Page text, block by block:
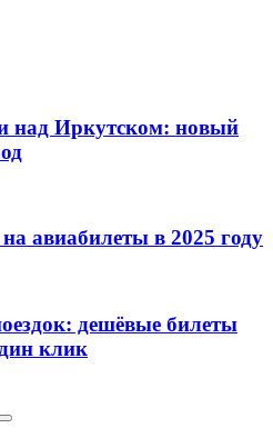
над Иркутском: новый
авиабилеты в 2025 году
дешёвые билеты
клик